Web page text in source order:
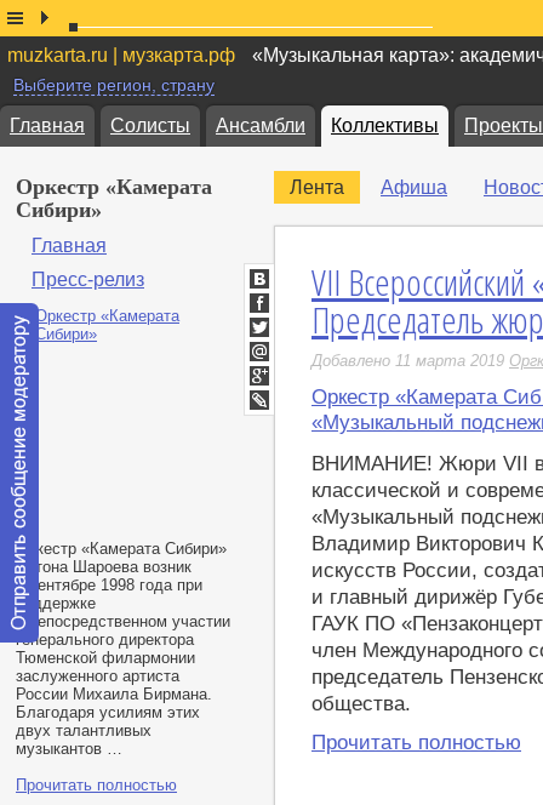
muzkarta.ru | музкарта.рф «Музыкальная карта»:
Выберите регион, страну
Главная Солисты Ансамбли Коллективы Проекты
Оркестр «Камерата
Сибири»
Главная
Пресс-релиз
Оркестр «Камерата Сибири»
Антона Шароева возник
в сентябре 1998 года при
поддержке
и непосредственном участии
генерального директора
Тюменской филармонии
заслуженного артиста
России Михаила Бирмана.
Благодаря усилиям этих
двух талантливых
музыкантов …
Прочитать полностью
Лента Афиша
VII
Председатель
Добавлено 11 марта 2019
Оркестр «Камерата
«Музыкальный
ВНИМАНИЕ! Жюри VII
классической и
«Музыкальный
Владимир Викторович
искусств России,
и главный дирижёр
ГАУК ПО
член Международного
председатель
общества.
Прочитать полностью
ВКонтакте
Facebook
Twitter
Мой
Мир
Google+
LiveJournal
Отправить
сообщение
модератору